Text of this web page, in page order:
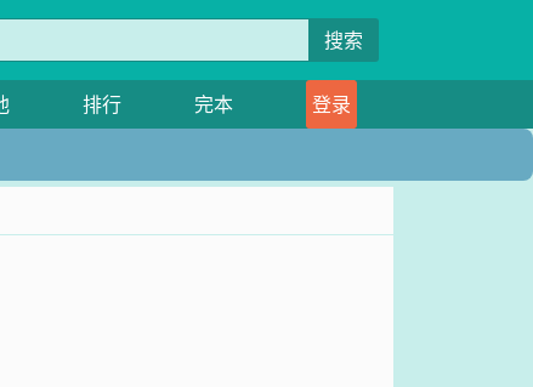
搜索
排行 完本
登录